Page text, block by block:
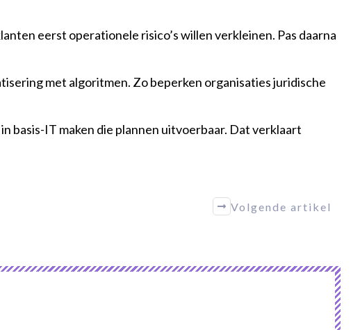
eerst operationele risico’s willen verkleinen. Pas daarna
met algoritmen. Zo beperken organisaties juridische
basis-IT maken die plannen uitvoerbaar. Dat verklaart
Volgende artikel